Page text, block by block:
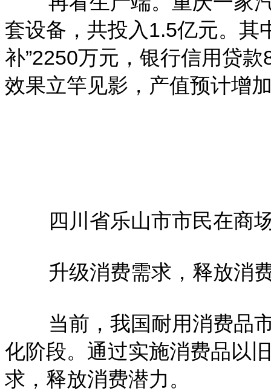
套设备，共投入1.5亿元。其
补”2250万元，银行信用贷
效果立竿见影，产值预计增
四川省乐山市市民在商
升级消费需求，释放
当前，我国耐用消费品
化阶段。通过实施消费品以
求，释放消费潜力。